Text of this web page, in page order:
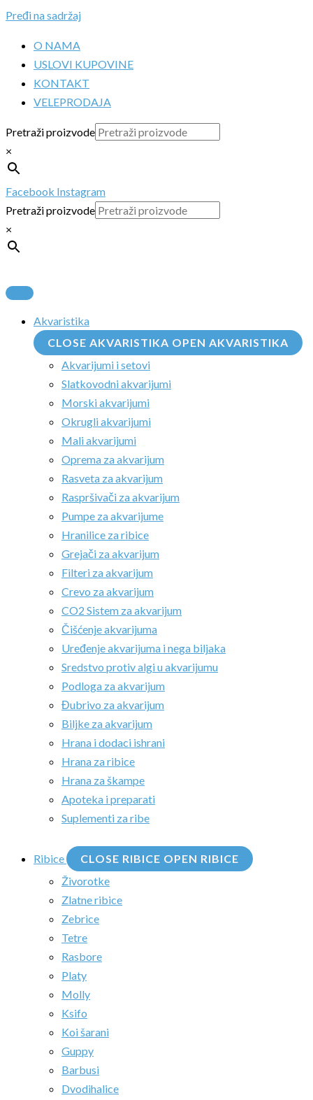
Pređi na sadržaj
O NAMA
USLOVI KUPOVINE
KONTAKT
VELEPRODAJA
Pretraži proizvode
×
Facebook Instagram
Pretraži proizvode
×
Akvaristika
CLOSE AKVARISTIKA OPEN AKVARISTIKA
Akvarijumi i setovi
Slatkovodni akvarijumi
Morski akvarijumi
Okrugli akvarijumi
Mali akvarijumi
Oprema za akvarijum
Rasveta za akvarijum
Raspršivači za akvarijum
Pumpe za akvarijume
Hranilice za ribice
Grejači za akvarijum
Filteri za akvarijum
Crevo za akvarijum
CO2 Sistem za akvarijum
Čišćenje akvarijuma
Uređenje akvarijuma i nega biljaka
Sredstvo protiv algi u akvarijumu
Podloga za akvarijum
Đubrivo za akvarijum
Biljke za akvarijum
Hrana i dodaci ishrani
Hrana za ribice
Hrana za škampe
Apoteka i preparati
Suplementi za ribe
Ribice CLOSE RIBICE OPEN RIBICE
Živorotke
Zlatne ribice
Zebrice
Tetre
Rasbore
Platy
Molly
Ksifo
Koi šarani
Guppy
Barbusi
Dvodihalice